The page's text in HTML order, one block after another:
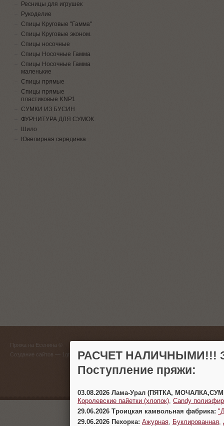
Ресницы для игрушек
Рукоделие
Спицы Круговые "Гамма"
Спицы Круговые эконом.
Спицы носочные
Спицы Носочные Гамма
Спицы Носочные Гамма
маленькие
Спицы прямые
Спицы прямые
пластиковые KNP1
СУМКИ ИЗ БУСИН
ФУРНИТУРА ДЛЯ СУМОК
Шило
Ювелирная серединка
Пряжа на Есенина ©
Создание сайтов
(383)
г.
РАСЧЕТ НАЛИЧНЫМИ!!!
Поступление пряжи:
03.08.2026 Лама-Урал (ПЯТКА,
Королевские пайетки (хлопок) Candy
29.06.2026 Троицкая камвольная фабрика:
29.06.2026 Пехорка: Ажурная Буклированная